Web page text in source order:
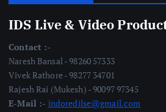
IDS Live & Video
Contact :-
Naresh Bansal - 98260 57333
Vivek Rathore - 98277 34701
Rajesh Rai (Mukesh) - 90097 97345
E-Mail :- indoredilse@gmail.com